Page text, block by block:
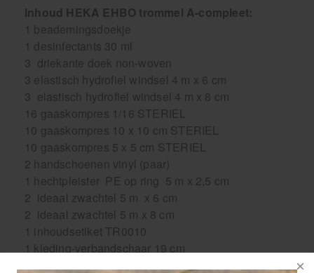
Inhoud HEKA EHBO trommel A-compleet:
1 beademingsdoekje
1 desinfectants 30 ml
3 driekante doek non-woven
3 elastisch hydrofiel windsel 4 m x 6 cm
3 elastisch hydrofiel windsel 4 m x 8 cm
16 gaaskompres 1/16 STERIEL
10 gaaskompres 10 x 10 cm STERIEL
10 gaaskompres 5 x 5 cm STERIEL
2 handschoenen vinyl (paar)
1 hechtpleister PE op ring 5 m x 2,5 cm
2 ideaal zwachtel 5 m x 6 cm
2 ideaal zwachtel 5 m x 8 cm
1 inhoudsetiket TR0010
1 kleding-verbandschaar 19 cm